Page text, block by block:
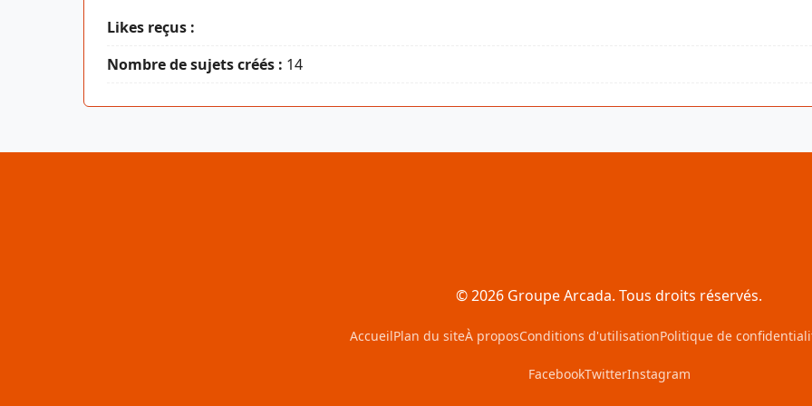
Likes reçus :
Nombre de sujets créés : 14
© 2026 Groupe Arcada. Tous droits réservés.
AccueilPlan du siteÀ proposConditions d'utilisationPolitique de
FacebookTwitterInstagram